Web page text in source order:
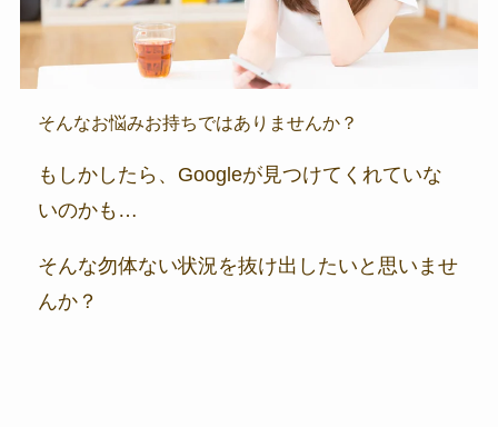
そんなお悩みお持ちではありませんか？
もしかしたら、Googleが見つけてくれていな
いのかも…
そんな勿体ない状況を抜け出したいと思いませ
んか？